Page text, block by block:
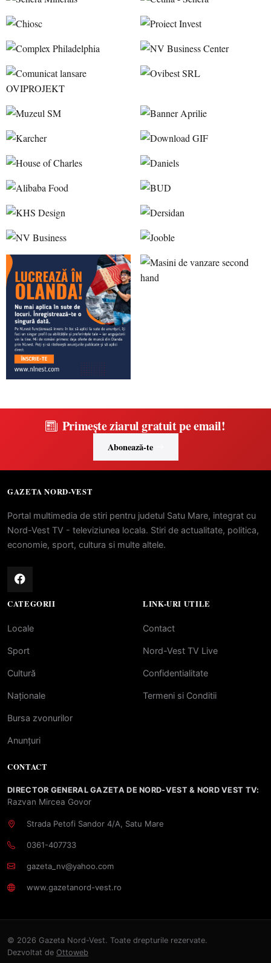
Primește ziarul gratuit pe email!
Abonează-te
GAZETA NORD-VEST
Portal multimedia de stiri pentru judetul Satu Mare, integrat cu
Nord-Vest TV - televiziunea locala. Stiri de actualitate, politica,
economie, sport, cultura si multe altele.
CATEGORII
Locale
Sport
Cultură
Naționale
Bursa zvonurilor
Anunțuri
LINK-URI UTILE
Contact
Nord-Vest TV Live
Confidentialitate
Termeni si Conditii
CONTACT
DIRECTOR GENERAL GAZETA DE NORD-VEST & NORD VEST TV:
Razvan Mircea Govor
Strada Petofi Sandor 4/A, Satu Mare
0361-407733
gazeta_nv@yahoo.com
www.gazetanord-vest.ro
© 2026 Gazeta Nord-Vest. Toate drepturile rezervate.
Dezvoltat de Ottoweb